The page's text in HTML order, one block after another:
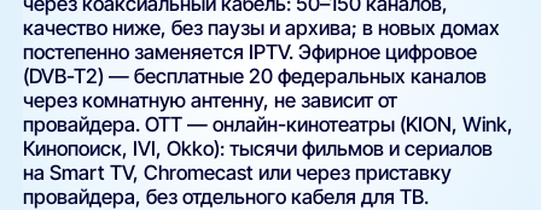
качество ниже, без паузы и архива; в новых домах
постепенно заменяется IPTV. Эфирное цифровое
(DVB-T2) — бесплатные 20 федеральных каналов
через комнатную антенну, не зависит от
провайдера. OTT — онлайн-кинотеатры (KION, Wink,
Кинопоиск, IVI, Okko): тысячи фильмов и сериалов
на Smart TV, Chromecast или через приставку
провайдера, без отдельного кабеля для ТВ.